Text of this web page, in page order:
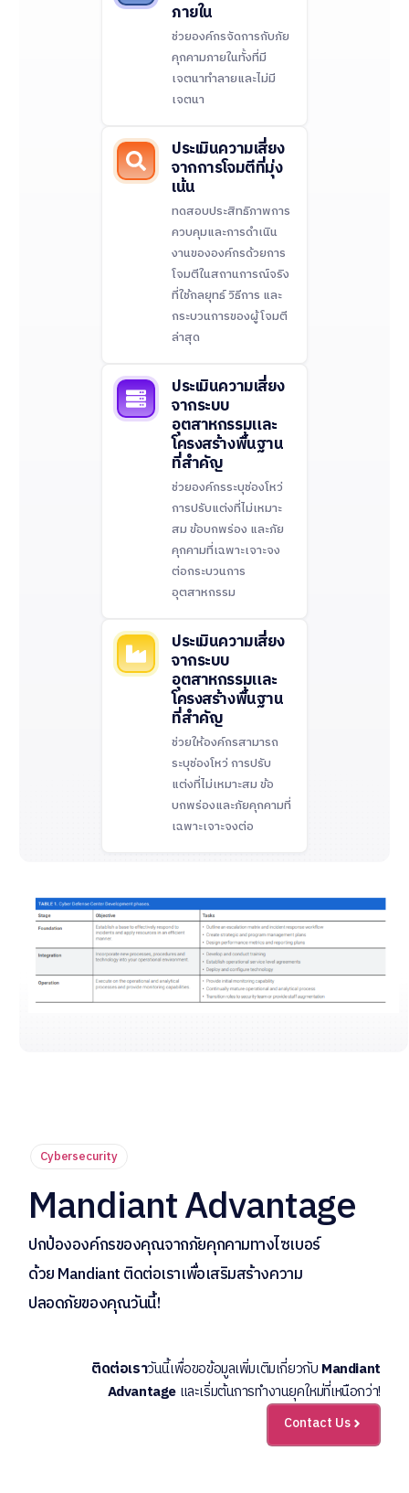
ภายใน
ช่วยองค์กรจัดการกับภัย
คุกคามภายในทั้งที่มี
เจตนาทำลายและไม่มี
เจตนา
ประเมินความเสี่ยง
จากการโจมตีที่มุ่ง
เน้น
ทดสอบประสิทธิภาพการ
ควบคุมและการดำเนิน
งานขององค์กรด้วยการ
โจมตีในสถานการณ์จริง
ที่ใช้กลยุทธ์ วิธีการ และ
กระบวนการของผู้โจมตี
ล่าสุด
ประเมินความเสี่ยง
จากระบบ
อุตสาหกรรมและ
โครงสร้างพื้นฐาน
ที่สำคัญ
ช่วยองค์กรระบุช่องโหว่
การปรับแต่งที่ไม่เหมาะ
สม ข้อบกพร่อง และภัย
คุกคามที่เฉพาะเจาะจง
ต่อกระบวนการ
อุตสาหกรรม
ประเมินความเสี่ยง
จากระบบ
อุตสาหกรรมและ
โครงสร้างพื้นฐาน
ที่สำคัญ
ช่วยให้องค์กรสามารถ
ระบุช่องโหว่การปรับ
แต่งที่ไม่เหมาะสมข้อ
บกพร่องและภัยคุกคามที่
เฉพาะเจาะจงต่อ
Cybersecurity
Mandiant Advantage
ปกป้ององค์กรของคุณจากภัยคุกคามทางไซเบอร์
ด้วย Mandiant ติดต่อเราเพื่อเสริมสร้างความ
ปลอดภัยของคุณวันนี้!
ติดต่อเราวันนี้เพื่อขอข้อมูลเพิ่มเติมเกี่ยวกับ Mandiant
Advantageและเริ่มต้นการทำงานยุคใหม่ที่เหนือกว่า!
Contact Us